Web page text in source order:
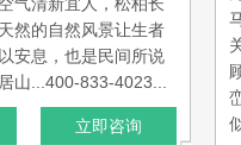
气清新宜人，松柏长
然的自然风景让生者
安息，也是民间所说
山...400-833-4023...
立即咨询